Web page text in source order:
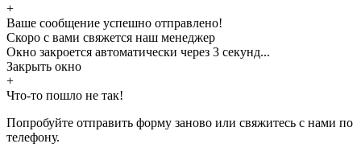
+
Ваше сообщение успешно отправлено!
Скоро с вами свяжется наш менеджер
Окно закроется автоматически через 3 секунд...
Закрыть окно
+
Что-то пошло не так!
Попробуйте отправить форму заново или свяжитесь с нами по
телефону.